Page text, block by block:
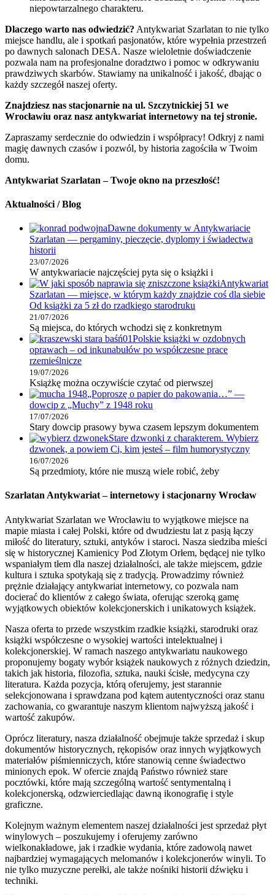
niepowtarzalnego charakteru.
Dlaczego warto nas odwiedzić? Antykwariat Szarlatan to nie tylko
miejsce handlu, ale i spotkań pasjonatów, które wypełnia przestrzeń
po dawnych salonach DESA. Nasze wieloletnie doświadczenie
pozwala nam na profesjonalne doradztwo i pomoc w odkrywaniu
prawdziwych skarbów. Stawiamy na unikalność i jakość, dbając o
każdy szczegół naszej oferty.
Znajdziesz nas stacjonarnie na ul. Szczytnickiej 51 we
Wrocławiu oraz nasz antykwariat internetowy na tej stronie.
Zapraszamy serdecznie do odwiedzin i współpracy! Odkryj z nami
magię dawnych czasów i pozwól, by historia zagościła w Twoim
domu.
Antykwariat Szarlatan – Twoje okno na przeszłość!
Aktualności / Blog
Dawne dokumenty w Antykwariacie
Szarlatan — pergaminy, pieczęcie, dyplomy i świadectwa
historii
23/07/2026
W antykwariacie najczęściej pyta się o książki i
Antykwariat
Szarlatan — miejsce, w którym każdy znajdzie coś dla siebie
Od książki za 5 zł do rzadkiego starodruku
21/07/2026
Są miejsca, do których wchodzi się z konkretnym
Polskie książki w ozdobnych
oprawach – od inkunabułów po współczesne prace
rzemieślnicze
19/07/2026
Książkę można oczywiście czytać od pierwszej
„Poproszę o papier do pakowania…” —
dowcip z „Muchy” z 1948 roku
17/07/2026
Stary dowcip prasowy bywa czasem lepszym dokumentem
Stare dzwonki z charakterem. Wybierz
dzwonek, a powiem Ci, kim jesteś – film humorystyczny
16/07/2026
Są przedmioty, które nie muszą wiele robić, żeby
Szarlatan Antykwariat – internetowy i stacjonarny Wrocław
Antykwariat Szarlatan we Wrocławiu to wyjątkowe miejsce na
mapie miasta i całej Polski, które od dwudziestu lat z pasją łączy
miłość do literatury, sztuki, antyków i staroci. Nasza siedziba mieści
się w historycznej Kamienicy Pod Złotym Orłem, będącej nie tylko
wspaniałym tłem dla naszej działalności, ale także miejscem, gdzie
kultura i sztuka spotykają się z tradycją. Prowadzimy również
prężnie działający antykwariat internetowy, co pozwala nam
docierać do klientów z całego świata, oferując szeroką gamę
wyjątkowych obiektów kolekcjonerskich i unikatowych książek.
Nasza oferta to przede wszystkim rzadkie książki, starodruki oraz
książki współczesne o wysokiej wartości intelektualnej i
kolekcjonerskiej. W ramach naszego antykwariatu naukowego
proponujemy bogaty wybór książek naukowych z różnych dziedzin,
takich jak historia, filozofia, sztuka, nauki ścisłe, medycyna czy
literatura. Każda pozycja, którą oferujemy, jest starannie
selekcjonowana i sprawdzana pod kątem autentyczności oraz stanu
zachowania, co gwarantuje naszym klientom najwyższą jakość i
wartość zakupów.
Oprócz literatury, nasza działalność obejmuje także sprzedaż i skup
dokumentów historycznych, rękopisów oraz innych wyjątkowych
materiałów piśmienniczych, które stanowią cenne świadectwo
minionych epok. W ofercie znajdą Państwo również stare
pocztówki, które mają szczególną wartość sentymentalną i
kolekcjonerską, odzwierciedlając dawną ikonografię i style
graficzne.
Kolejnym ważnym elementem naszej działalności jest sprzedaż płyt
winylowych – poszukujemy i oferujemy zarówno
wielkonakładowe, jak i rzadkie wydania, które zadowolą nawet
najbardziej wymagających melomanów i kolekcjonerów winyli. To
nie tylko muzyczne perełki, ale także nośniki historii dźwięku i
techniki.